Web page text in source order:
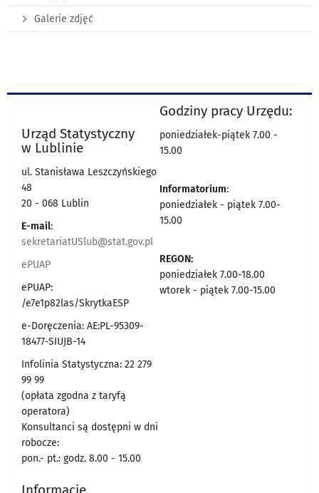
Galerie zdjęć
Urząd Statystyczny
w Lublinie
ul. Stanisława Leszczyńskiego
48
20 - 068 Lublin
E-mail:
sekretariatUSlub@stat.gov.pl
ePUAP
ePUAP:
/e7e1p82las/SkrytkaESP
e-Doręczenia: AE:PL-95309-
18477-SIUJB-14
Infolinia Statystyczna: 22 279
99 99
(opłata zgodna z taryfą
operatora)
Konsultanci są dostępni w dni
robocze:
pon.- pt.: godz. 8.00 - 15.00
Godziny pracy Urzędu:
poniedziałek-piątek 7.00 -
15.00
Informatorium:
poniedziałek - piątek 7.00-
15.00
REGON:
poniedziałek 7.00-18.00
wtorek - piątek 7.00-15.00